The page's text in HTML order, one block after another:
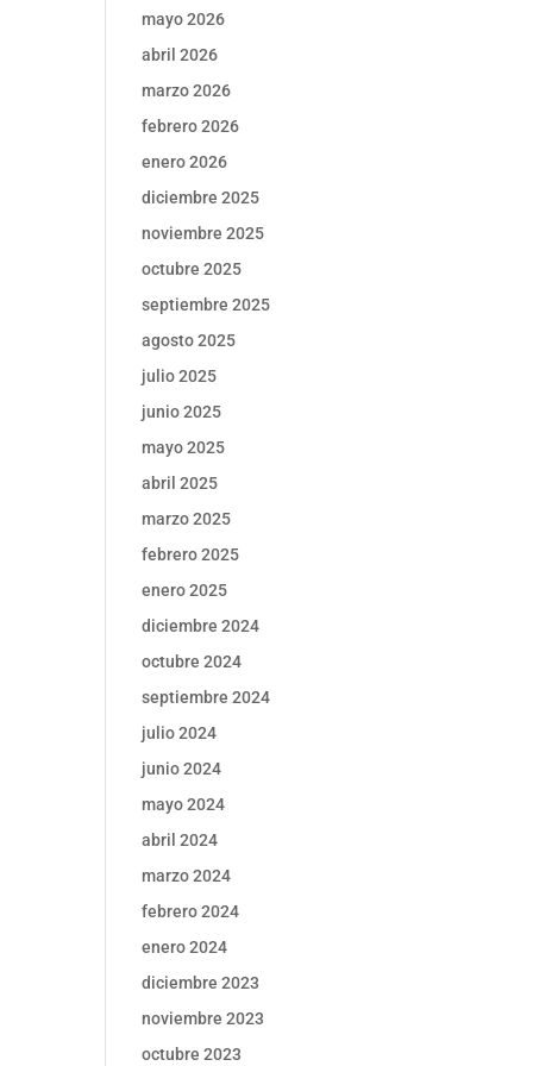
mayo 2026
abril 2026
marzo 2026
febrero 2026
enero 2026
diciembre 2025
noviembre 2025
octubre 2025
septiembre 2025
agosto 2025
julio 2025
junio 2025
mayo 2025
abril 2025
marzo 2025
febrero 2025
enero 2025
diciembre 2024
octubre 2024
septiembre 2024
julio 2024
junio 2024
mayo 2024
abril 2024
marzo 2024
febrero 2024
enero 2024
diciembre 2023
noviembre 2023
octubre 2023